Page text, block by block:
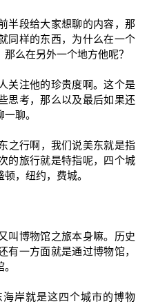
半段给大家想聊的内容，那
同样的东西，为什么在一个
么在另外一个地方他呢？
关注他的珍贵度啊。这个是
思考，那么以及最后如果还
聊。
之行啊，我们说美东就是指
的旅行就是特指呢，四个城
，纽约，费城。
叫博物馆之旅本身嘛。历史
有一方面就是通过博物馆，
岸就是这四个城市的博物